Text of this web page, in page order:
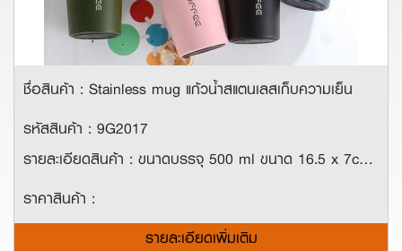
ชื่อสินค้า : Stainless mug แก้วน้ำสแตนเลสเก็บความเย็น
รหัสสินค้า : 9G2017
รายละเอียดสินค้า : ขนาดบรรจุ 500 ml ขนาด 16.5 x 7cm ใช้วัสดุสเเตนเลส 304 (Food Grade) สองชั้นอย่างดี สามารถเก็บร้อน-เย็น นานถึง 10-14 ชั่วโมง ดีไซน์มินิมอล ถือจับได้ง่าย เหมาะกับเมนูกาแฟยามเช้า ถือจับได้ไม่ร้อนหรือเย็นมือ สะอาด ปลอดภัย ไร้สารตกค้าง
ราคาสินค้า :
รายละเอียดเพิ่มเติม